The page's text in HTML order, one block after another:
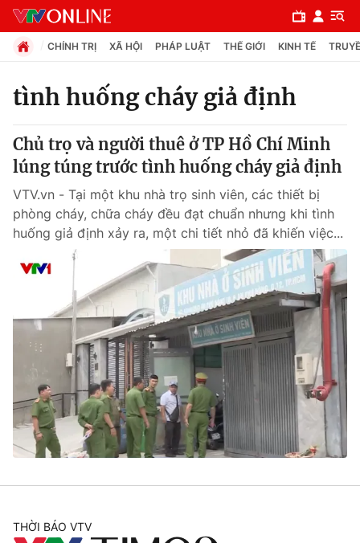
Chuyên mục
Chính trị
Xã hội
Pháp luật
Thế giới
Tin tức
Thế giới đó đây
Câu chuyện quốc tế
Kinh tế
Tài chính
Thị trường
Góc doanh nghiệp
Dữ liệu và đời sống
Truyền hình
Phim VTV
Giải trí
CHÍNH TRỊ XÃ HỘI PHÁP LUẬT THẾ GIỚI KINH TẾ
tình huống cháy giả định
Chủ trọ và người thuê ở TP Hồ Chí Minh
lúng túng trước tình huống cháy giả định
VTV.vn - Tại một khu nhà trọ sinh viên, các thiết bị
phòng cháy, chữa cháy đều đạt chuẩn nhưng khi tình
huống giả định xảy ra, một chi tiết nhỏ đã khiến việc...
THỜI BÁO VTV